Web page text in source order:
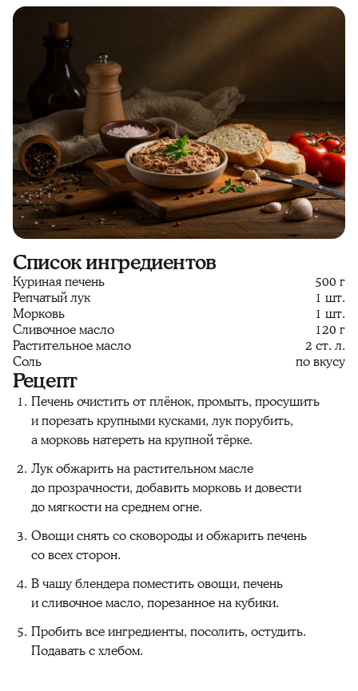
Список ингредиентов
Куриная печень
500 г
Репчатый лук
1 шт.
Морковь
1 шт.
Сливочное масло
120 г
Растительное масло
2 ст. л.
Соль
по вкусу
Рецепт
Печень очистить от плёнок, промыть, просушить
и порезать крупными кусками, лук порубить,
а морковь натереть на крупной тёрке.
Лук обжарить на растительном масле
до прозрачности, добавить морковь и довести
до мягкости на среднем огне.
Овощи снять со сковороды и обжарить печень
со всех сторон.
В чашу блендера поместить овощи, печень
и сливочное масло, порезанное на кубики.
Пробить все ингредиенты, посолить, остудить.
Подавать с хлебом.